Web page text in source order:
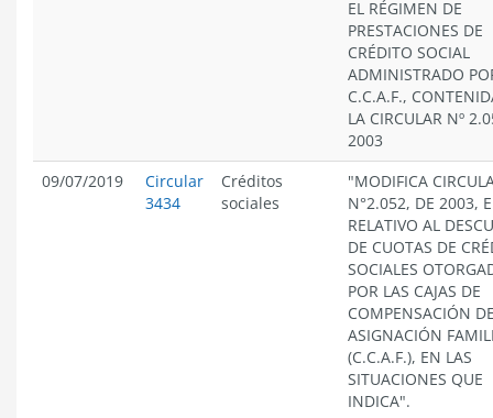
EL RÉGIMEN DE
PRESTACIONES DE
CRÉDITO SOCIAL
ADMINISTRADO
C.C.A.F.,
LA CIRCULAR Nº
2003
09/07/2019
Circular
3434
Créditos
sociales
"MODIFICA
N°2.052, DE 2003,
RELATIVO AL
DE CUOTAS DE
SOCIALES
POR LAS CAJAS DE
COMPENSACIÓN
ASIGNACIÓN
(C.C.A.F.), EN LAS
SITUACIONES QUE
INDICA".